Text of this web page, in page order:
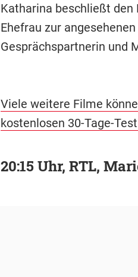
Katharina beschließt
Ehefrau zur
Gesprächspartnerin und
Viele weitere Filme
kostenlosen 30-Tage-Test
20:15 Uhr, RTL,